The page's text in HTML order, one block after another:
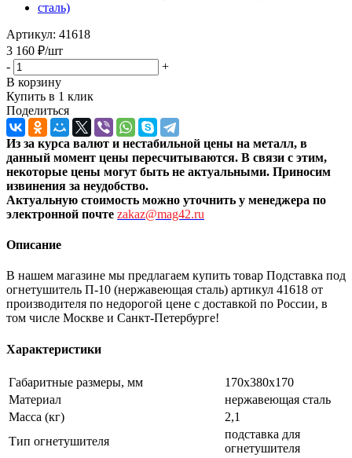
Артикул: 41618
3 160 ₽/шт
-
+
В корзину
Купить в 1 клик
Поделиться
Из за курса валют и нестабильной цены на металл, в
данный момент цены пересчитываются. В связи с этим,
некоторые цены могут быть не актуальными. Приносим
извинения за неудобство.
Актуальную стоимость можно уточнить у менеджера по
электронной почте zakaz@mag42.ru
Описание
В нашем магазине мы предлагаем купить товар Подставка под
огнетушитель П-10 (нержавеющая сталь) артикул 41618 от
производителя по недорогой цене с доставкой по России, в
том числе Москве и Санкт-Петербурге!
Характеристики
Габаритные размеры, мм
170х380х170
Материал
нержавеющая сталь
Масса (кг)
2,1
Тип огнетушителя
подставка для
огнетушителя